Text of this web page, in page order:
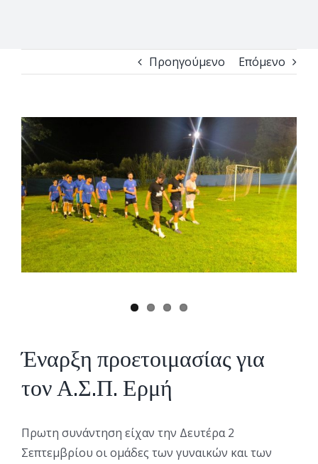
Προηγούμενο Επόμενο
View
Larger
Image
Έναρξη προετοιμασίας για
τον Α.Σ.Π. Ερμή
Πρωτη συνάντηση είχαν την Δευτέρα 2
Σεπτεμβρίου οι ομάδες των γυναικών και των